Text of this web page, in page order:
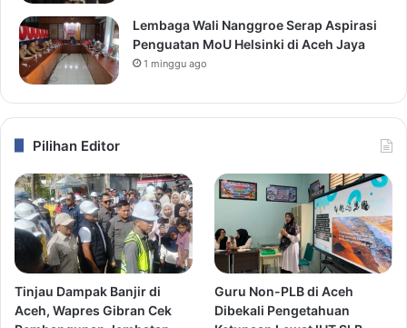
Lembaga Wali Nanggroe Serap Aspirasi
Penguatan MoU Helsinki di Aceh Jaya
1 minggu ago
Pilihan Editor
Tinjau Dampak Banjir di
Aceh, Wapres Gibran Cek
Guru Non-PLB di Aceh
Dibekali Pengetahuan